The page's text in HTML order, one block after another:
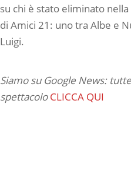
su chi è stato eliminato
di Amici 21: uno tra Albe e
Luigi.
Siamo su Google News:
spettacoloCLICCA QUI